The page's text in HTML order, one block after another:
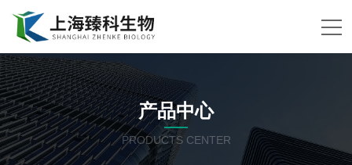
产品中心
PRODUCTS CENTER